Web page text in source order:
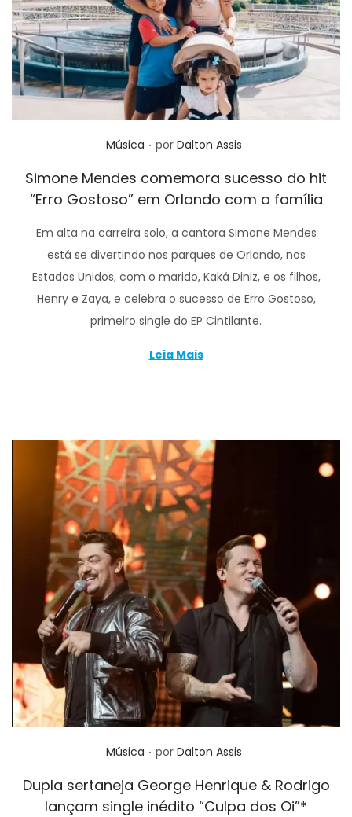
Posted in
Música . por Dalton Assis
Simone Mendes comemora sucesso do hit
“Erro Gostoso” em Orlando com a família
Em alta na carreira solo, a cantora Simone Mendes
está se divertindo nos parques de Orlando, nos
Estados Unidos, com o marido, Kaká Diniz, e os filhos,
Henry e Zaya, e celebra o sucesso de Erro Gostoso,
primeiro single do EP Cintilante.
Leia Mais
Posted in
Música . por Dalton Assis
Dupla sertaneja George Henrique & Rodrigo
lançam single inédito “Culpa dos Oi”*